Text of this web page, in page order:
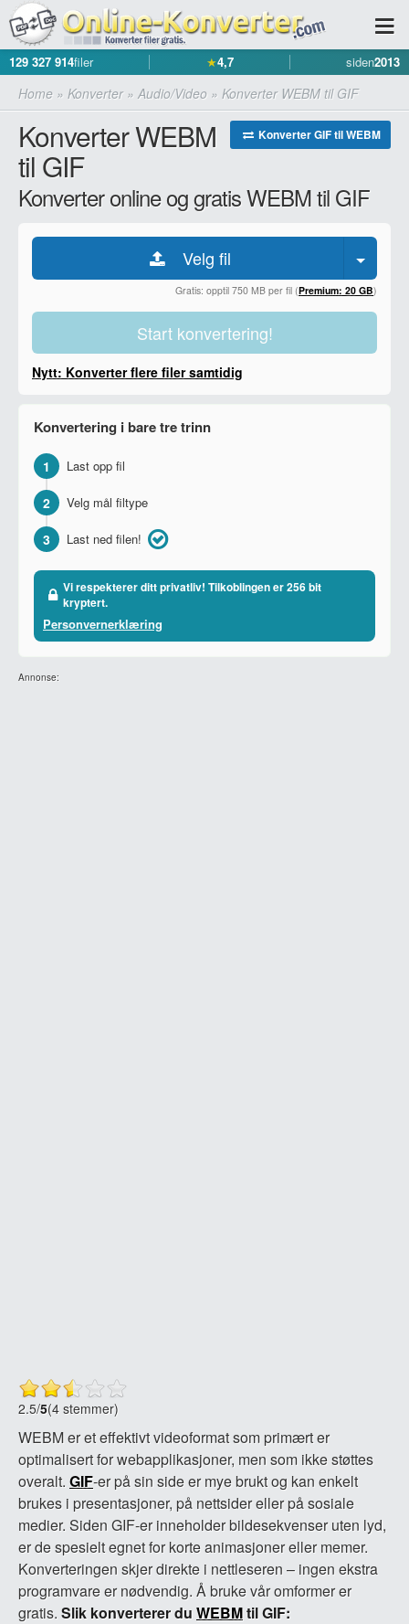
129 327 914filer ★4,7 siden2013
Home » Konverter» Audio/Video » Konverter WEBM til GIF
Konverter GIF til WEBM
Konverter WEBM
til GIF
Konverter online og gratis WEBM til GIF
Velg fil
Gratis: opptil 750 MB per fil (Premium: 20 GB)
Start konvertering!
Nytt: Konverter flere filer samtidig
Konvertering i bare tre trinn
1 Last opp fil
2 Velg mål filtype
3 Last ned filen!
Vi respekterer ditt privatliv! Tilkoblingen er 256 bit
kryptert.
Personvernerklæring
Annonse:
2.5/5(4 stemmer)
WEBM er et effektivt videoformat som primært er
optimalisert for webapplikasjoner, men som ikke støttes
overalt. GIF-er på sin side er mye brukt og kan enkelt
brukes i presentasjoner, på nettsider eller på sosiale
medier. Siden GIF-er inneholder bildesekvenser uten lyd,
er de spesielt egnet for korte animasjoner eller memer.
Konverteringen skjer direkte i nettleseren – ingen ekstra
programvare er nødvendig. Å bruke vår omformer er
gratis. Slik konverterer du WEBMtil GIF: